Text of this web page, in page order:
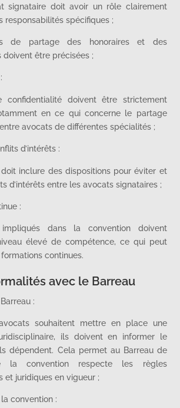
signataire doit avoir un rôle clairement
responsabilités spécifiques ;
de partage des honoraires et des
doivent être précisées ;
confidentialité doivent être strictement
en ce qui concerne le partage
avocats de différentes spécialités ;
d’intérêts :
inclure des dispositions pour éviter et
d’intérêts entre les avocats signataires ;
:
dans la convention doivent
élevé de compétence, ce qui peut
continues.
avec le Barreau
:
souhaitent mettre en place une
ils doivent en informer le
dépendent. Cela permet au Barreau de
la convention respecte les règles
et juridiques en vigueur ;
convention :